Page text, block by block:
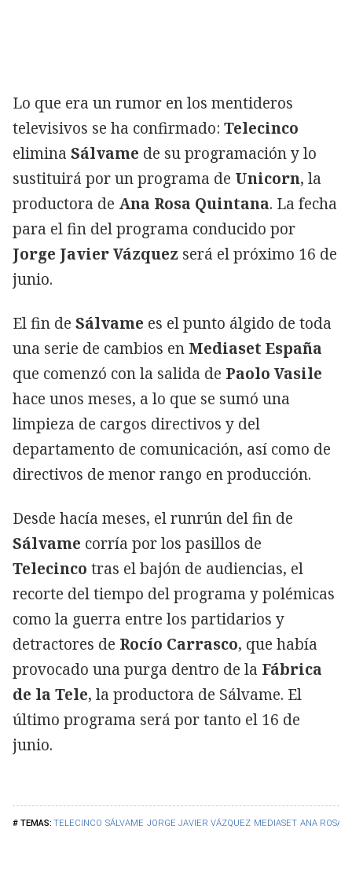
TELECINCO SÁLVAME JORGE JAVIER VÁZQUEZ MEDIASET ANA ROSA
Lo que era un rumor en los mentideros
televisivos se ha confirmado: Telecinco
elimina Sálvame de su programación y lo
sustituirá por un programa de Unicorn, la
productora de Ana Rosa Quintana. La fecha
para el fin del programa conducido por
Jorge Javier Vázquez será el próximo 16 de
junio.
El fin de Sálvame es el punto álgido de toda
una serie de cambios en Mediaset España
que comenzó con la salida de Paolo Vasile
hace unos meses, a lo que se sumó una
limpieza de cargos directivos y del
departamento de comunicación, así como de
directivos de menor rango en producción.
Desde hacía meses, el runrún del fin de
Sálvame corría por los pasillos de
Telecinco tras el bajón de audiencias, el
recorte del tiempo del programa y polémicas
como la guerra entre los partidarios y
detractores de Rocío Carrasco, que había
provocado una purga dentro de la Fábrica
de la Tele, la productora de Sálvame. El
último programa será por tanto el 16 de
junio.